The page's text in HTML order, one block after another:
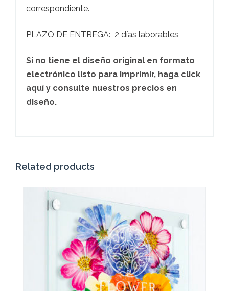
correspondiente.
PLAZO DE ENTREGA: 2 días laborables
Si no tiene el diseño original en formato
electrónico listo para imprimir, haga click
aquí y consulte nuestros precios en
diseño.
Related products